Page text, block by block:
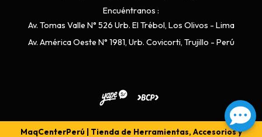
Encuéntranos
Av. Tomas Valle N° 526 Urb. El Trébol, Los Olivos - Lima
Av. América Oeste N° 1981, Urb. Covicorti, Trujillo - Perú
MaqCenterPerú | Tienda de Herramientas, Accesorios y